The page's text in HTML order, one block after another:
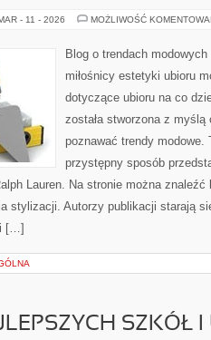
- 11 - 2026 MOŻLIWOŚĆ
Blog o trendach
miłośnicy estetyki ubioru
dotyczące ubioru na co
została stworzona z
poznawać trendy modowe.
przystępny sposób
Lauren. Na stronie można znaleźć
stylizacji. Autorzy publikacji starają
[…]
SZKÓŁ I